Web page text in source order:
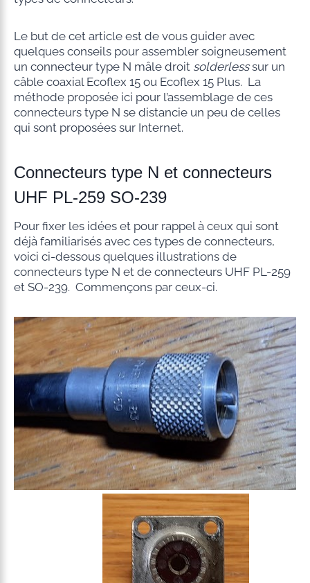
Le but de cet article est de vous guider avec
quelques conseils pour assembler soigneusement
un connecteur type N mâle droit solderlesssur un
câble coaxial Ecoflex 15 ou Ecoflex 15 Plus. La
méthode proposée ici pour l’assemblage de ces
connecteurs type N se distancie un peu de celles
qui sont proposées sur Internet.
Connecteurs type N et connecteurs
UHF PL-259 SO-239
Pour fixer les idées et pour rappel à ceux qui sont
déjà familiarisés avec ces types de connecteurs,
voici ci-dessous quelques illustrations de
connecteurs type N et de connecteurs UHF PL-259
et SO-239. Commençons par ceux-ci.